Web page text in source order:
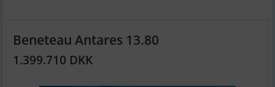
Beneteau Antares 13.80
1.399.710 DKK